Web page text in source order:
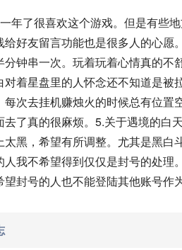
年了很喜欢这个游戏。但是有些
给好友留言功能也是很多人的心
分钟串一次。玩着玩着心情真的不
对着星盘里的人怀念还不知道是
每次去挂机赚烛火的时候总有位
去了真的很麻烦。5.关于遇境的白
太黑，希望有所调整。尤其是黑
人我不希望得到仅仅是封号的处
望封号的人也不能登陆其他账号